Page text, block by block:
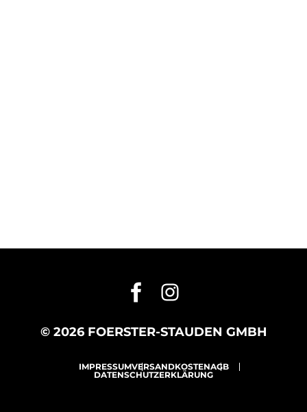
© 2026 FOERSTER-STAUDEN GMBH
IMPRESSUMVERSANDKOSTENAGB
DATENSCHUTZERKLÄRUNG